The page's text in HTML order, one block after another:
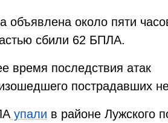
объявлена около пяти
сбили 62 БПЛА.
время последствия атак
пострадавших
упали в районе Лужского